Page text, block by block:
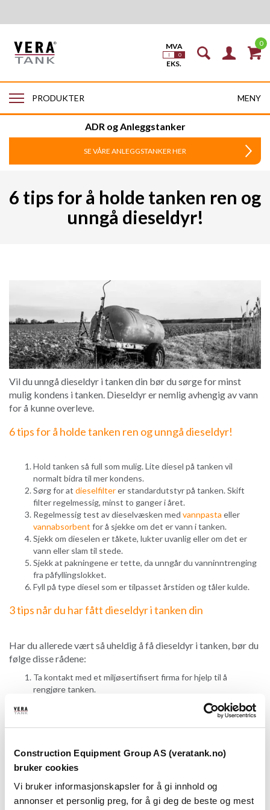
Construction Equipment Group AS (veratank.no)
bruker cookies
Vi bruker informasjonskapsler for å gi innhold og
annonser et personlig preg, for å gi deg de beste og mest
0
PRODUKTER MENY
ADR og Anleggstanker
SE VÅRE ANLEGGSTANKER HER
6 tips for å holde tanken ren og
unngå dieseldyr!
Vil du unngå dieseldyr i tanken din bør du sørge for minst
mulig kondens i tanken. Dieseldyr er nemlig avhengig av vann
for å kunne overleve.
6 tips for å holde tanken ren og unngå dieseldyr!
Hold tanken så full som mulig. Lite diesel på tanken vil
normalt bidra til mer kondens.
Sørg for at dieselfilterer standardutstyr på tanken. Skift
filter regelmessig, minst to ganger i året.
Regelmessig test av dieselvæsken med vannpasta eller
vannabsorbent for å sjekke om det er vann i tanken.
Sjekk om dieselen er tåkete, lukter uvanlig eller om det er
vann eller slam til stede.
Sjekk at pakningene er tette, da unngår du vanninntrenging
fra påfyllingslokket.
Fyll på type diesel som er tilpasset årstiden og tåler kulde.
3 tips når du har fått dieseldyr i tanken din
Har du allerede vært så uheldig å få dieseldyr i tanken, bør du
følge disse rådene:
Ta kontakt med et miljøsertifisert firma for hjelp til å
rengjøre tanken.
Rengjør rørsystem fra tanken frem til dieselfilter (trykkluft).
Det anbefales å skifte dieselfiltre etter at den første tanken
er kjørt tom
Unngå dieseldyr med en kvalitetstank for diesel
Vil du for fremtiden sikre deg mot dieseldyr er det viktig å
sørge for at du har enkvalitetstank for lagring av diesel. Vi gir